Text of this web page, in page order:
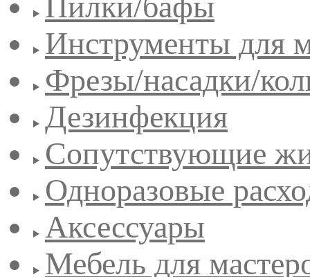
Инструменты для
Фрезы/насадки/
Дезинфекция
Сопутствующие
Одноразовые
Аксессуары
Мебель для